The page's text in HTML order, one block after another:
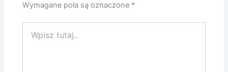
Wymagane pola są oznaczone *
tutaj..